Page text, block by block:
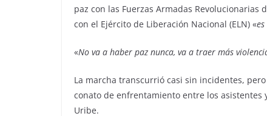
paz con las Fuerzas Armadas Revolucionarias
con el Ejército de Liberación Nacional (ELN) «
«No va a haber paz nunca, va a traer más
La marcha transcurrió casi sin incidentes,
conato de enfrentamiento entre los
Uribe.